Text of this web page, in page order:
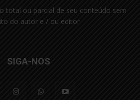
total ou parcial de seu conteúdo sem
do autor e / ou editor
SIGA-NOS